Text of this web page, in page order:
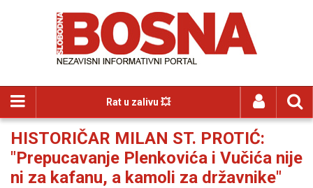
Rat u zalivu 💥
HISTORIČAR MILAN ST. PROTIĆ:
"Prepucavanje Plenkovića i Vučića nije
ni za kafanu, a kamoli za državnike"